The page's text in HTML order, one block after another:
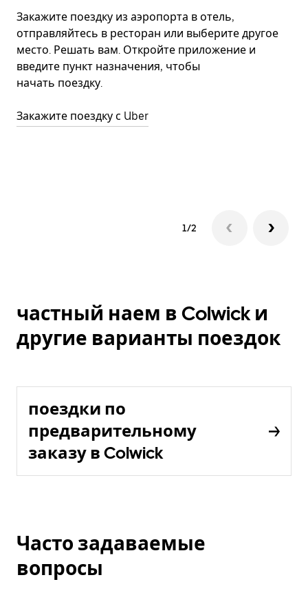
Закажите поездку из аэропорта в отель,
отправляйтесь в ресторан или выберите другое
место. Решать вам. Откройте приложение и
введите пункт назначения, чтобы
начать поездку.
Закажите поездку с Uber
1/2
частный наем в Colwick и
другие варианты поездок
поездки по
предварительному
заказу в Colwick
Часто задаваемые
вопросы